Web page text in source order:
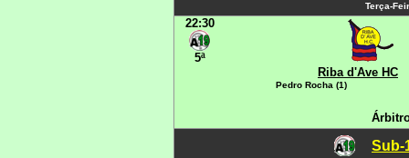
Terça-
22:30
5ª
Riba d'Ave HC
Pedro Rocha (1)
Sub-